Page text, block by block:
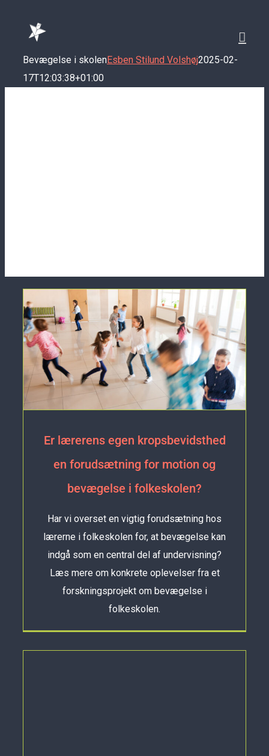
Bevægelse i skolenEsben Stilund Volshøj2025-02-
17T12:03:38+01:00
Er lærerens egen kropsbevidsthed
en forudsætning for motion og
bevægelse i folkeskolen?
Har vi overset en vigtig forudsætning hos
lærerne i folkeskolen for, at bevægelse kan
indgå som en central del af undervisning?
Læs mere om konkrete oplevelser fra et
forskningsprojekt om bevægelse i
folkeskolen.